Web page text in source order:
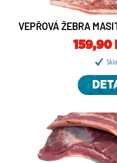
VEPŘOVÁ ŽEBRA
159,90